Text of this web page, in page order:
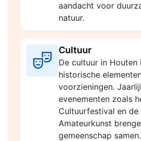
aandacht voor
natuur.
Cultuur
De cultuur in Houten
historische
voorzieningen.
evenementen zoals
Cultuurfestival en de
Amateurkunst
gemeenschap samen.